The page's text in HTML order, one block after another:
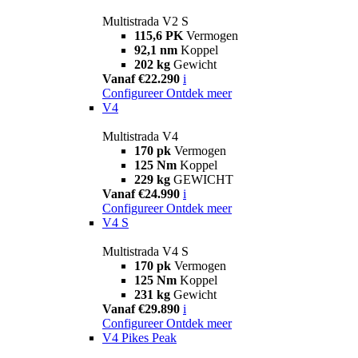
Multistrada V2 S
115,6 PK Vermogen
92,1 nm Koppel
202 kg Gewicht
Vanaf €22.290 i
Configureer Ontdek meer
V4
Multistrada V4
170 pk Vermogen
125 Nm Koppel
229 kg GEWICHT
Vanaf €24.990 i
Configureer Ontdek meer
V4 S
Multistrada V4 S
170 pk Vermogen
125 Nm Koppel
231 kg Gewicht
Vanaf €29.890 i
Configureer Ontdek meer
V4 Pikes Peak